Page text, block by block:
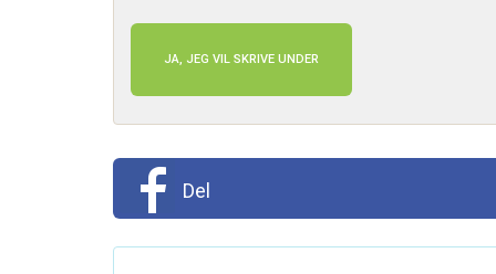
JA, JEG VIL SKRIVE UNDER
Del